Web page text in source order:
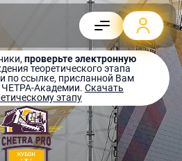
проверьте электронную
теоретического этапа
по ссылке, присланной Вам
Академии. Скачать
этапу